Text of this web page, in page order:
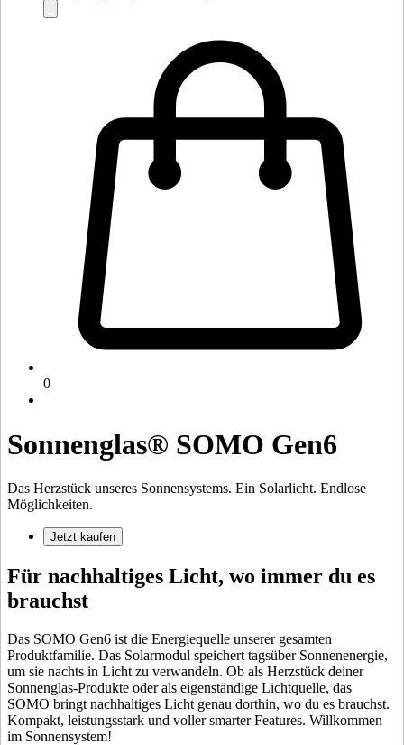
0
Sonnenglas® SOMO Gen6
Das Herzstück unseres Sonnensystems. Ein Solarlicht. Endlose
Möglichkeiten.
Jetzt kaufen
Für nachhaltiges Licht, wo immer du es
brauchst
Das SOMO Gen6 ist die Energiequelle unserer gesamten
Produktfamilie. Das Solarmodul speichert tagsüber Sonnenenergie,
um sie nachts in Licht zu verwandeln. Ob als Herzstück deiner
Sonnenglas-Produkte oder als eigenständige Lichtquelle, das
SOMO bringt nachhaltiges Licht genau dorthin, wo du es brauchst.
Kompakt, leistungsstark und voller smarter Features. Willkommen
im Sonnensystem!